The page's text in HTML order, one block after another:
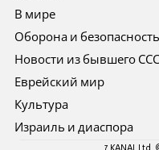
В мире
Оборона и безопасность
Новости из бывшего
Еврейский мир
Культура
Израиль и диаспора